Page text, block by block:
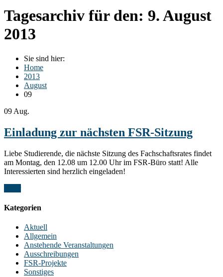
Tagesarchiv für den: 9. August
2013
Sie sind hier:
Home
2013
August
09
09 Aug.
Einladung zur nächsten FSR-Sitzung
Liebe Studierende, die nächste Sitzung des Fachschaftsrates findet
am Montag, den 12.08 um 12.00 Uhr im FSR-Büro statt! Alle
Interessierten sind herzlich eingeladen!
Kategorien
Aktuell
Allgemein
Anstehende Veranstaltungen
Ausschreibungen
FSR-Projekte
Sonstiges